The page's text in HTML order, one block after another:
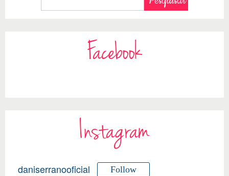
Facebook
Instagram
daniserranooficial Follow